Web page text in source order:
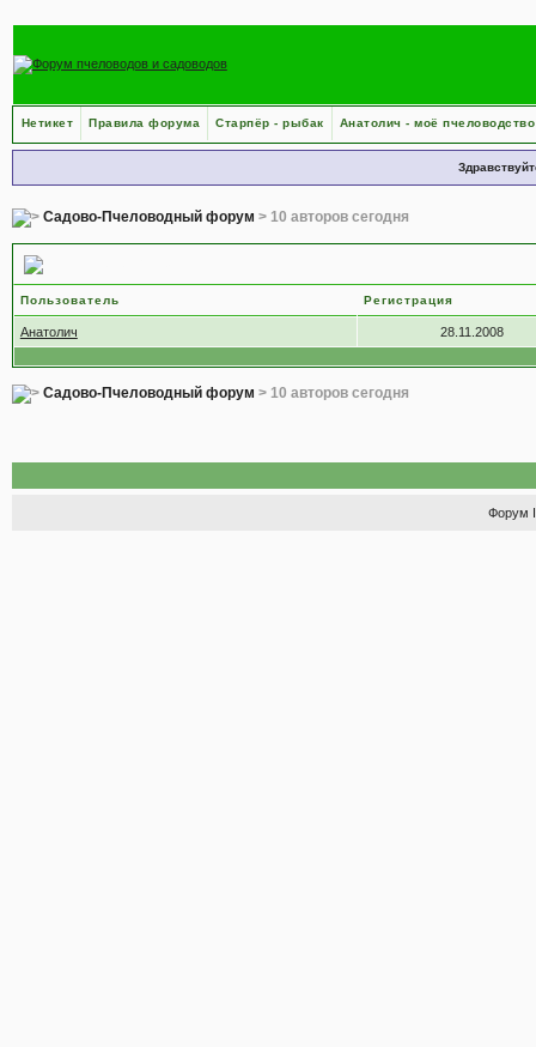
Нетикет Правила форума Старпёр - рыбак Анатолич - моё пчеловодство
Садово-Пчеловодный форум > 10 авторов сегодня
Пользователь Регистрация
Анатолич 28.11.2008
Садово-Пчеловодный форум > 10 авторов сегодня
Форум